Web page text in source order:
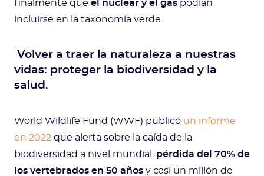
finalmente que el nuclear y el gas podían
incluirse en la taxonomía verde.
Volver a traer la naturaleza a nuestras
vidas: proteger la biodiversidad y la
salud.
World Wildlife Fund (WWF) publicó un informe
en 2022 que alerta sobre la caída de la
biodiversidad a nivel mundial: pérdida del 70% de
los vertebrados en 50 años y casi un millón de